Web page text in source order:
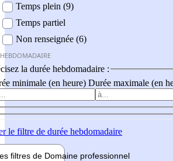
Temps plein (9)
Temps partiel
Non renseignée (6)
la durée hebdomadaire :
minimale (en heure) Durée maximale (en
le filtre de durée hebdomadaire
filtres de Domaine professionnel